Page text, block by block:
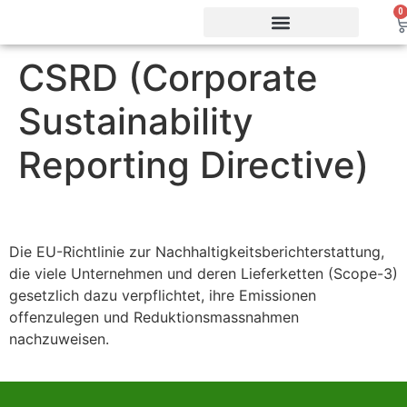
0
CSRD (Corporate
Sustainability
Reporting Directive)
Die EU-Richtlinie zur Nachhaltigkeitsberichterstattung,
die viele Unternehmen und deren Lieferketten (Scope-3)
gesetzlich dazu verpflichtet, ihre Emissionen
offenzulegen und Reduktionsmassnahmen
nachzuweisen.